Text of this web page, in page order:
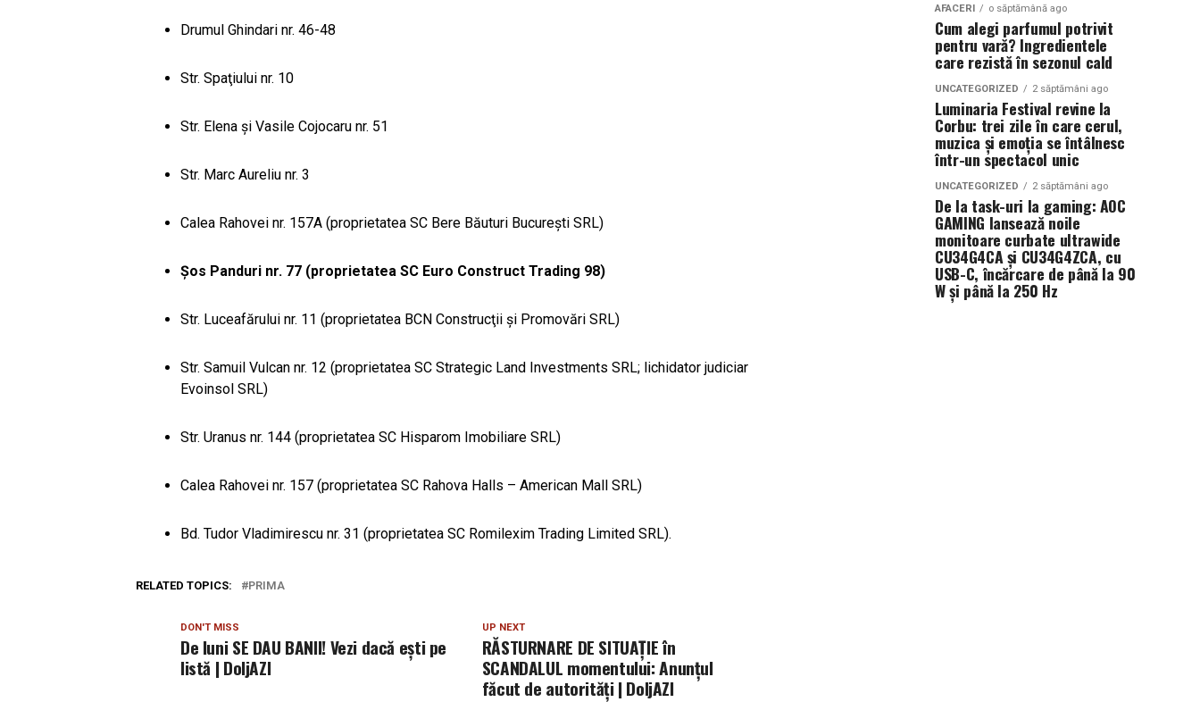
Drumul Ghindari nr. 46-48
Str. Spaţiului nr. 10
Str. Elena şi Vasile Cojocaru nr. 51
Str. Marc Aureliu nr. 3
Calea Rahovei nr. 157A (proprietatea SC Bere Băuturi Bucureşti SRL)
Şos Panduri nr. 77 (proprietatea SC Euro Construct Trading 98)
Str. Luceafărului nr. 11 (proprietatea BCN Construcţii şi Promovări SRL)
Str. Samuil Vulcan nr. 12 (proprietatea SC Strategic Land Investments SRL; lichidator judiciar
Evoinsol SRL)
Str. Uranus nr. 144 (proprietatea SC Hisparom Imobiliare SRL)
Calea Rahovei nr. 157 (proprietatea SC Rahova Halls – American Mall SRL)
Bd. Tudor Vladimirescu nr. 31 (proprietatea SC Romilexim Trading Limited SRL).
RELATED TOPICS: PRIMA
UP NEXT
RĂSTURNARE DE SITUAȚIE în
SCANDALUL momentului: Anunțul
făcut de autorități | DoljAZI
DON'T MISS
De luni SE DAU BANII! Vezi dacă ești pe
listă | DoljAZI
AFACERI o săptămână ago
Cum alegi parfumul potrivit
pentru vară? Ingredientele
care rezistă în sezonul cald
UNCATEGORIZED 2 săptămâni ago
Luminaria Festival revine la
Corbu: trei zile în care cerul,
muzica și emoția se întâlnesc
într-un spectacol unic
UNCATEGORIZED 2 săptămâni ago
De la task-uri la gaming: AOC
GAMING lansează noile
monitoare curbate ultrawide
CU34G4CA și CU34G4ZCA, cu
USB-C, încărcare de până la 90
W și până la 250 Hz